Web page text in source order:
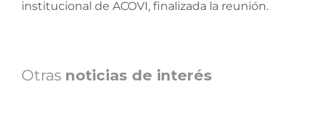
institucional de ACOVI, finalizada la reunión.
Otras noticias de interés